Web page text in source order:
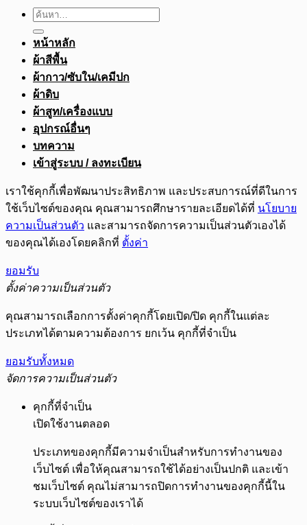
ค้นหา:
หน้าหลัก
ผ้าสีพื้น
ผ้ากาว/ซับใน/เคมีปก
ผ้าดิบ
ผ้าสูท/เครื่องแบบ
อุปกรณ์อื่นๆ
บทความ
เข้าสู่ระบบ / ลงทะเบียน
เราใช้คุกกี้เพื่อพัฒนาประสิทธิภาพ และประสบการณ์ที่ดีในการ
ใช้เว็บไซต์ของคุณ คุณสามารถศึกษารายละเอียดได้ที่ นโยบาย
ความเป็นส่วนตัว และสามารถจัดการความเป็นส่วนตัวเองได้
ของคุณได้เองโดยคลิกที่ ตั้งค่า
ยอมรับ
ตั้งค่าความเป็นส่วนตัว
คุณสามารถเลือกการตั้งค่าคุกกี้โดยเปิด/ปิด คุกกี้ในแต่ละ
ประเภทได้ตามความต้องการ ยกเว้น คุกกี้ที่จำเป็น
ยอมรับทั้งหมด
จัดการความเป็นส่วนตัว
คุกกี้ที่จำเป็น
เปิดใช้งานตลอด
ประเภทของคุกกี้มีความจำเป็นสำหรับการทำงานของ
เว็บไซต์ เพื่อให้คุณสามารถใช้ได้อย่างเป็นปกติ และเข้า
ชมเว็บไซต์ คุณไม่สามารถปิดการทำงานของคุกกี้นี้ใน
ระบบเว็บไซต์ของเราได้